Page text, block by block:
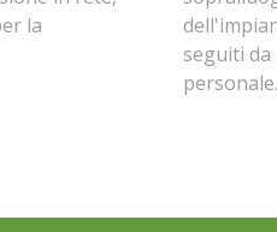
la
seguiti
personale.